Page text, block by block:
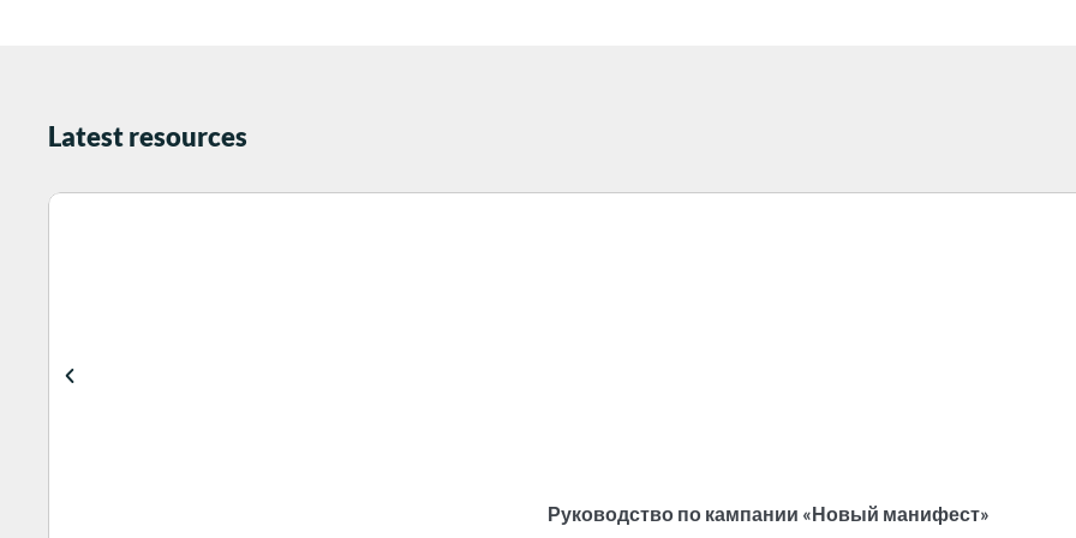
Latest resources
Руководство по кампании «Новый манифест»